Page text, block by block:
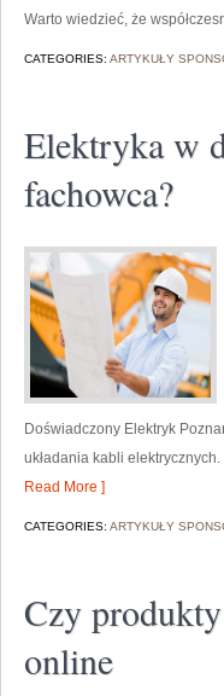
Warto wiedzieć, że
CATEGORIES: ARTYKUŁY
Elektryka w
fachowca?
Doświadczony Elektryk
układania kabli
Read More ]
CATEGORIES: ARTYKUŁY
Czy
online